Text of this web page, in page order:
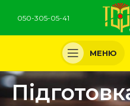
050-305-05-41
МЕНЮ